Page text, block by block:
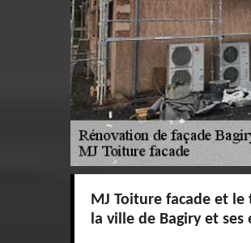
MJ Toiture facade et
la ville de Bagiry et ses